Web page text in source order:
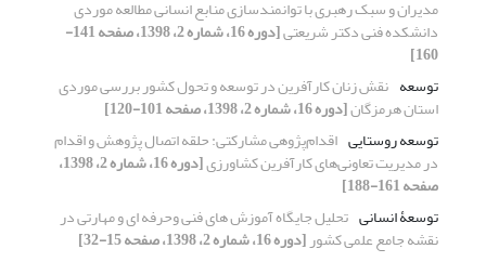
مدیران و سبک رهبری با توانمندسازی منابع انسانی مطالعه موردی
دانشکده فنی دکتر شریعتی [دوره 16، شماره 2، 1398، صفحه 141-
160]
توسعه نقش زنان کارآفرین در توسعه و تحول کشور بررسی موردی
استان هرمزگان[دوره 16، شماره 2، 1398، صفحه 101-120]
توسعه روستایی اقدام‌پژوهی مشارکتی: حلقه اتصال پژوهش و اقدام
در مدیریت تعاونی‌های کارآفرین کشاورزی [دوره 16، شماره 2، 1398،
صفحه 161-188]
توسعۀ انسانی تحلیل جایگاه آموزش های فنی وحرفه ای و مهارتی در
نقشه جامع علمی کشور[دوره 16، شماره 2، 1398، صفحه 15-32]